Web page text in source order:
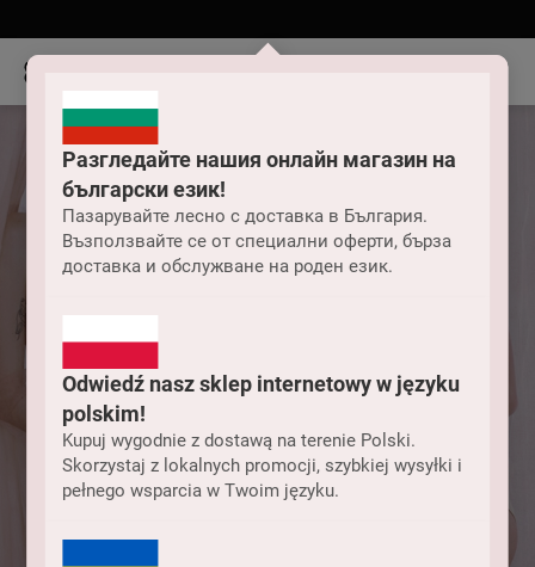
Разгледайте нашия онлайн магазин на
български език!
Пазарувайте лесно с доставка в България.
Възползвайте се от специални оферти, бърза
доставка и обслужване на роден език.
Odwiedź nasz sklep internetowy w języku
polskim!
Kupuj wygodnie z dostawą na terenie Polski.
Skorzystaj z lokalnych promocji, szybkiej wysyłki i
pełnego wsparcia w Twoim języku.
Bielizna